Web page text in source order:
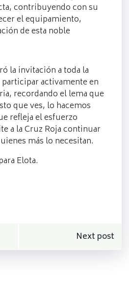
contribuyendo con su
el equipamiento,
de esta noble
la invitación a toda la
activamente en
recordando el lema que
que ves, lo hacemos
refleja el esfuerzo
a la Cruz Roja continuar
más lo necesitan.
Elota.
Navegación
Next post